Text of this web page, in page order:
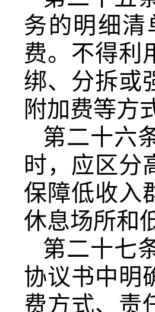
务的明细
费。不得利
绑、分拆或
附加费等方
第二十六
时，应区分
保障低收入
休息场所和
第二十七
协议书中明
费方式、责